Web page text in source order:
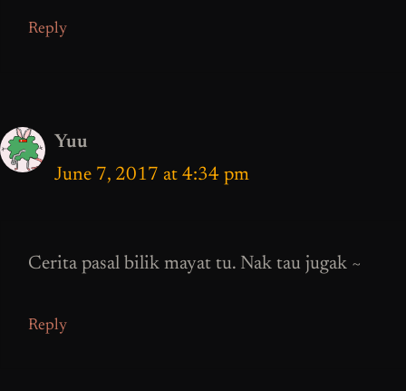
Reply
Yuu
June 7, 2017 at 4:34 pm
Cerita pasal bilik mayat tu. Nak tau jugak ~
Reply